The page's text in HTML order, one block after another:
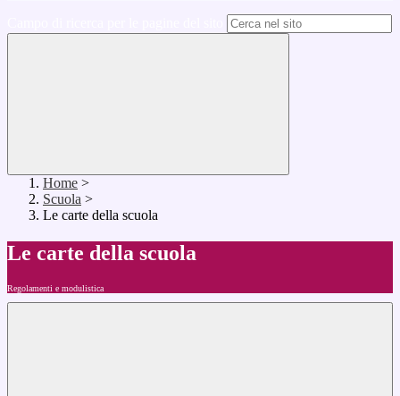
Home >
Scuola >
Le carte della scuola
Le carte della scuola
Regolamenti e modulistica